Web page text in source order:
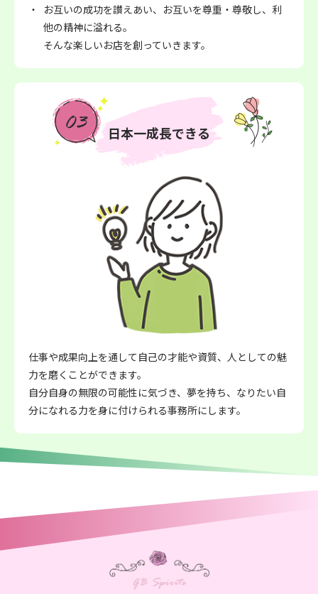
お互いの成功を讃えあい、お互いを尊重・尊敬し、利
他の精神に溢れる。
そんな楽しいお店を創っていきます。
日本一成長できる
仕事や成果向上を通して自己の才能や資質、人としての魅
力を磨くことができます。
自分自身の無限の可能性に気づき、夢を持ち、なりたい自
分になれる力を身に付けられる事務所にします。